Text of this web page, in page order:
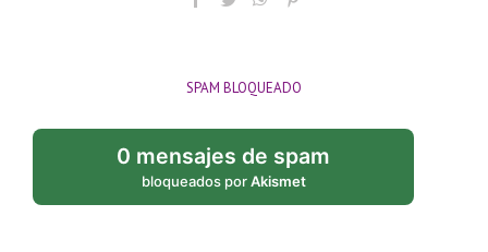
SPAM BLOQUEADO
0 mensajes de spam
bloqueados porAkismet